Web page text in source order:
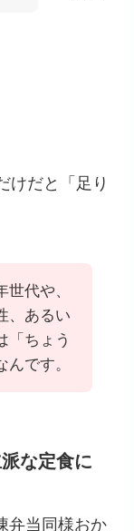
けだと「足り
代や、
、あるい
「ちょう
です。
な定食に
弁当同様おか